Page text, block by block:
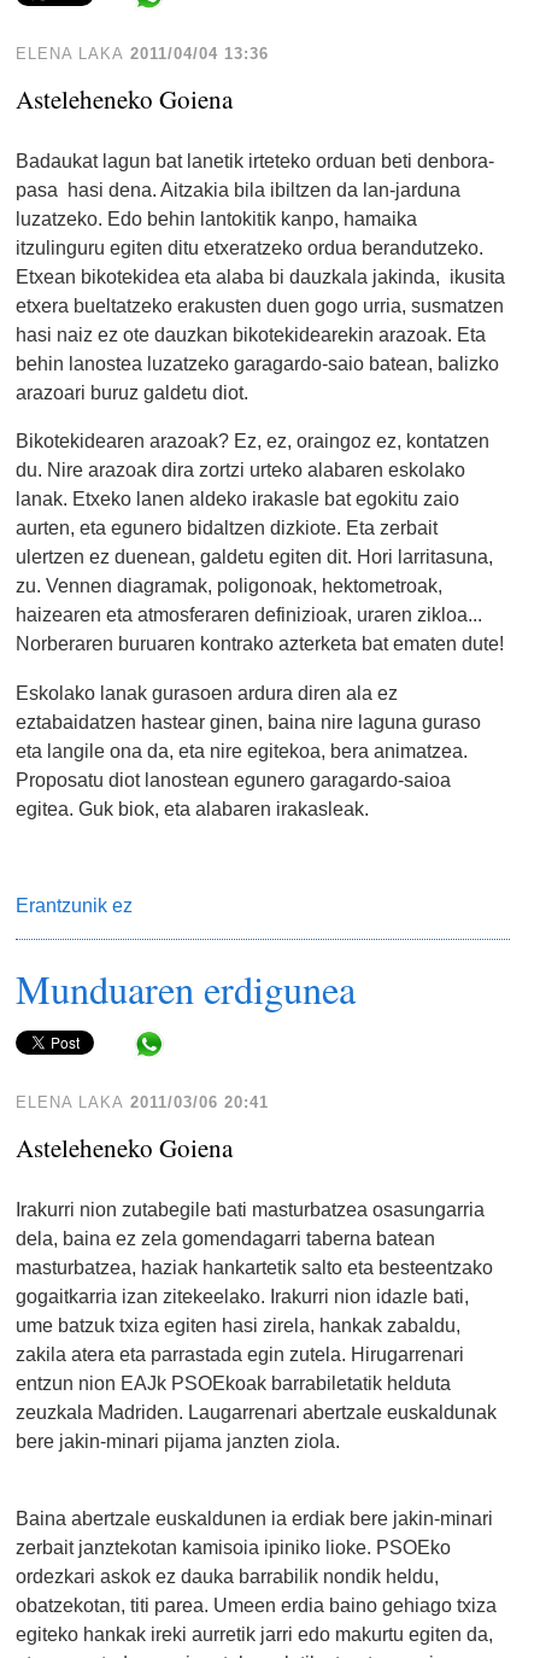
ELENA LAKA 2011/04/04 13:36
Asteleheneko Goiena
Badaukat lagun bat lanetik irteteko orduan beti denbora-
pasa hasi dena. Aitzakia bila ibiltzen da lan-jarduna
luzatzeko. Edo behin lantokitik kanpo, hamaika
itzulinguru egiten ditu etxeratzeko ordua berandutzeko.
Etxean bikotekidea eta alaba bi dauzkala jakinda, ikusita
etxera bueltatzeko erakusten duen gogo urria, susmatzen
hasi naiz ez ote dauzkan bikotekidearekin arazoak. Eta
behin lanostea luzatzeko garagardo-saio batean, balizko
arazoari buruz galdetu diot.
Bikotekidearen arazoak? Ez, ez, oraingoz ez, kontatzen
du. Nire arazoak dira zortzi urteko alabaren eskolako
lanak. Etxeko lanen aldeko irakasle bat egokitu zaio
aurten, eta egunero bidaltzen dizkiote. Eta zerbait
ulertzen ez duenean, galdetu egiten dit. Hori larritasuna,
zu. Vennen diagramak, poligonoak, hektometroak,
haizearen eta atmosferaren definizioak, uraren zikloa...
Norberaren buruaren kontrako azterketa bat ematen dute!
Eskolako lanak gurasoen ardura diren ala ez
eztabaidatzen hastear ginen, baina nire laguna guraso
eta langile ona da, eta nire egitekoa, bera animatzea.
Proposatu diot lanostean egunero garagardo-saioa
egitea. Guk biok, eta alabaren irakasleak.
Erantzunik ez
Munduaren erdigunea
ELENA LAKA 2011/03/06 20:41
Asteleheneko Goiena
Irakurri nion zutabegile bati masturbatzea osasungarria
dela, baina ez zela gomendagarri taberna batean
masturbatzea, haziak hankartetik salto eta besteentzako
gogaitkarria izan zitekeelako. Irakurri nion idazle bati,
ume batzuk txiza egiten hasi zirela, hankak zabaldu,
zakila atera eta parrastada egin zutela. Hirugarrenari
entzun nion EAJk PSOEkoak barrabiletatik helduta
zeuzkala Madriden. Laugarrenari abertzale euskaldunak
bere jakin-minari pijama janzten ziola.
Baina abertzale euskaldunen ia erdiak bere jakin-minari
zerbait janztekotan kamisoia ipiniko lioke. PSOEko
ordezkari askok ez dauka barrabilik nondik heldu,
obatzekotan, titi parea. Umeen erdia baino gehiago txiza
egiteko hankak ireki aurretik jarri edo makurtu egiten da,